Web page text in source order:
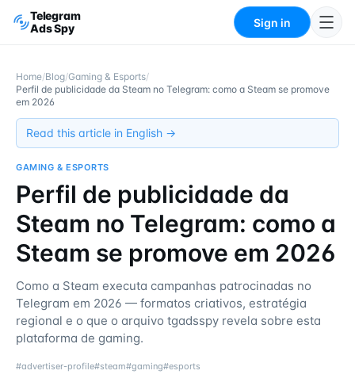
Telegram
Ads Spy
Sign in
Home/Blog/Gaming & Esports/
Perfil de publicidade da Steam no Telegram: como a Steam se promove
em 2026
Read this article in English →
GAMING & ESPORTS
Perfil de publicidade da
Steam no Telegram: como a
Steam se promove em 2026
Como a Steam executa campanhas patrocinadas no
Telegram em 2026 — formatos criativos, estratégia
regional e o que o arquivo tgadsspy revela sobre esta
plataforma de gaming.
#advertiser-profile#steam#gaming#esports